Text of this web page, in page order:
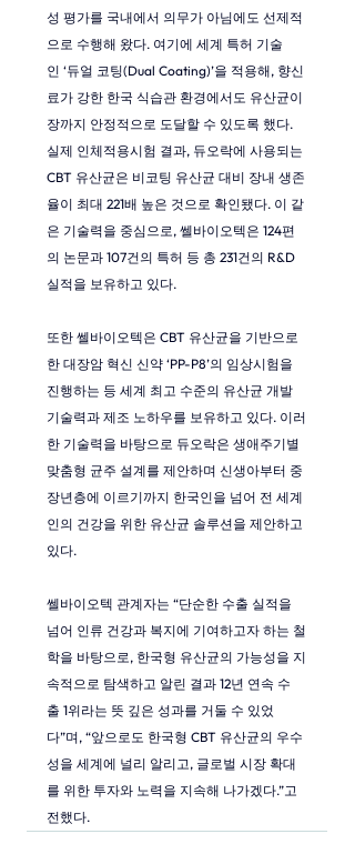
성 평가를 국내에서 의무가 아님에도 선제적
으로 수행해 왔다. 여기에 세계 특허 기술
인 ‘듀얼 코팅(Dual Coating)’을 적용해, 향신
료가 강한 한국 식습관 환경에서도 유산균이
장까지 안정적으로 도달할 수 있도록 했다.
실제 인체적용시험 결과, 듀오락에 사용되는
CBT 유산균은 비코팅 유산균 대비 장내 생존
율이 최대 221배 높은 것으로 확인됐다. 이 같
은 기술력을 중심으로, 쎌바이오텍은 124편
의 논문과 107건의 특허 등 총 231건의 R&D
실적을 보유하고 있다.
또한 쎌바이오텍은 CBT 유산균을 기반으로
한 대장암 혁신 신약 ‘PP-P8’의 임상시험을
진행하는 등 세계 최고 수준의 유산균 개발
기술력과 제조 노하우를 보유하고 있다. 이러
한 기술력을 바탕으로 듀오락은 생애주기별
맞춤형 균주 설계를 제안하며 신생아부터 중
장년층에 이르기까지 한국인을 넘어 전 세계
인의 건강을 위한 유산균 솔루션을 제안하고
있다.
쎌바이오텍 관계자는 “단순한 수출 실적을
넘어 인류 건강과 복지에 기여하고자 하는 철
학을 바탕으로, 한국형 유산균의 가능성을 지
속적으로 탐색하고 알린 결과 12년 연속 수
출 1위라는 뜻 깊은 성과를 거둘 수 있었
다”며, “앞으로도 한국형 CBT 유산균의 우수
성을 세계에 널리 알리고, 글로벌 시장 확대
를 위한 투자와 노력을 지속해 나가겠다.”고
전했다.